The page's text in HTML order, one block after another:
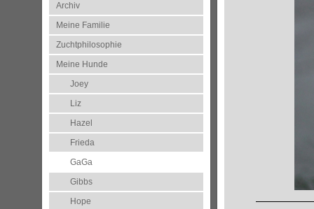
Archiv
Meine Familie
Zuchtphilosophie
Meine Hunde
Joey
Liz
Hazel
Frieda
GaGa
Gibbs
Hope